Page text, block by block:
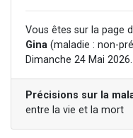
3
2
Vous êtes sur la page
Gina (maladie : non-
Dimanche 24 Mai 2026.
Précisions sur la
entre la vie et la mort